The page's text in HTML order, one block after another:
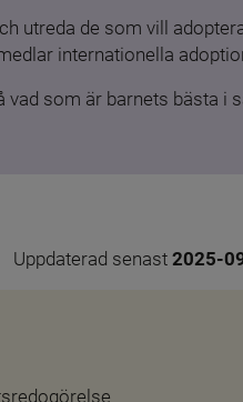
utreda de som vill
internationella
som är barnets bästa
Uppdaterad senast 2025-